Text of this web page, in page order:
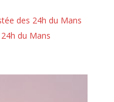
des 24h du Mans
du Mans